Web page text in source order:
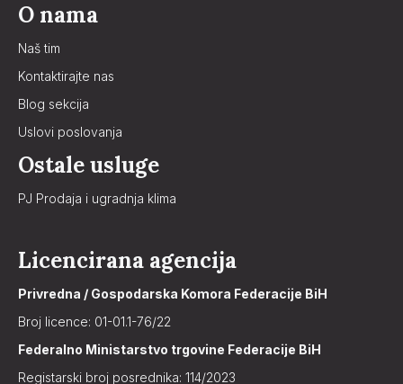
O nama
Naš tim
Kontaktirajte nas
Blog sekcija
Uslovi poslovanja
Ostale usluge
PJ Prodaja i ugradnja klima
Licencirana agencija
Privredna / Gospodarska Komora Federacije BiH
Broj licence: 01-01.1-76/22
Federalno Ministarstvo trgovine Federacije BiH
Registarski broj posrednika: 114/2023